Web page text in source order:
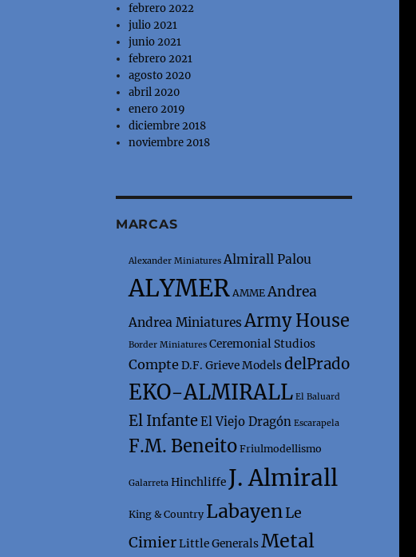
febrero 2022
julio 2021
junio 2021
febrero 2021
agosto 2020
abril 2020
enero 2019
diciembre 2018
noviembre 2018
MARCAS
Alexander Miniatures Almirall Palou
ALYMER AMME Andrea
Andrea MiniaturesArmy House
Border Miniatures Ceremonial Studios
CompteD.F. Grieve ModelsdelPrado
EKO-ALMIRALL El Baluard
El InfanteEl Viejo Dragón Escarapela
F.M. Beneito Friulmodellismo
Galarreta Hinchliffe J. Almirall
King & Country LabayenLe
CimierLittle GeneralsMetal